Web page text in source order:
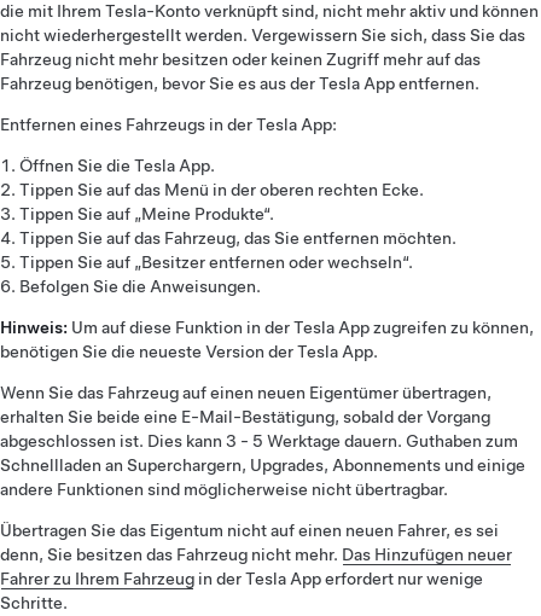
die mit Ihrem Tesla-Konto verknüpft sind, nicht mehr aktiv und können
nicht wiederhergestellt werden. Vergewissern Sie sich, dass Sie das
Fahrzeug nicht mehr besitzen oder keinen Zugriff mehr auf das
Fahrzeug benötigen, bevor Sie es aus der Tesla App entfernen.
Entfernen eines Fahrzeugs in der Tesla App:
Öffnen Sie die Tesla App.
Tippen Sie auf das Menü in der oberen rechten Ecke.
Tippen Sie auf „Meine Produkte“.
Tippen Sie auf das Fahrzeug, das Sie entfernen möchten.
Tippen Sie auf „Besitzer entfernen oder wechseln“.
Befolgen Sie die Anweisungen.
Hinweis: Um auf diese Funktion in der Tesla App zugreifen zu können,
benötigen Sie die neueste Version der Tesla App.
Wenn Sie das Fahrzeug auf einen neuen Eigentümer übertragen,
erhalten Sie beide eine E-Mail-Bestätigung, sobald der Vorgang
abgeschlossen ist. Dies kann 3 - 5 Werktage dauern. Guthaben zum
Schnellladen an Superchargern, Upgrades, Abonnements und einige
andere Funktionen sind möglicherweise nicht übertragbar.
Übertragen Sie das Eigentum nicht auf einen neuen Fahrer, es sei
denn, Sie besitzen das Fahrzeug nicht mehr. Das Hinzufügen neuer
Fahrer zu Ihrem Fahrzeug in der Tesla App erfordert nur wenige
Schritte.